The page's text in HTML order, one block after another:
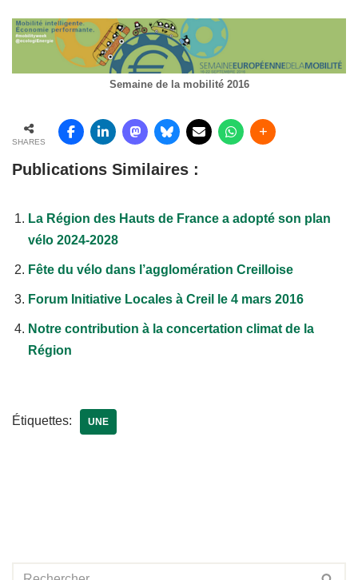
Semaine de la mobilité 2016
SHARES
Publications Similaires :
La Région des Hauts de France a adopté son plan
vélo 2024-2028
Fête du vélo dans l’agglomération Creilloise
Forum Initiative Locales à Creil le 4 mars 2016
Notre contribution à la concertation climat de la
Région
Étiquettes: UNE